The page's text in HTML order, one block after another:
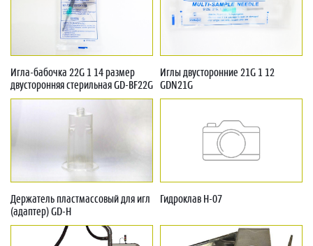
Игла-бабочка 22G 1 14 размер
двусторонняя стерильная GD-BF22G
Иглы двусторонние 21G 1 12
GDN21G
Держатель пластмассовый для игл
(адаптер) GD-H
Гидроклав H-07